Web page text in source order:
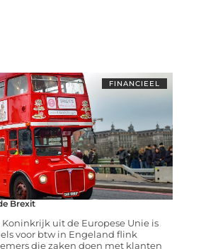
FINANCIEEL
Brexit
uit de Europese Unie is
voor btw in Engeland flink
die zaken doen met klanten